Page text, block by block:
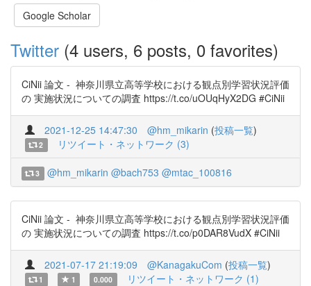
Google Scholar
Twitter (4 users, 6 posts, 0 favorites)
CiNii 論文 - 神奈川県立高等学校における観点別学習状況評価
の 実施状況についての調査 https://t.co/uOUqHyX2DG #CiNii
2021-12-25 14:47:30 @hm_mikarin (投稿一覧)
2 リツイート・ネットワーク (3)
3 @hm_mikarin @bach753 @mtac_100816
CiNii 論文 - 神奈川県立高等学校における観点別学習状況評価
の 実施状況についての調査 https://t.co/p0DAR8VudX #CiNii
2021-07-17 21:19:09 @KanagakuCom (投稿一覧)
1 1 0.000 リツイート・ネットワーク (1)